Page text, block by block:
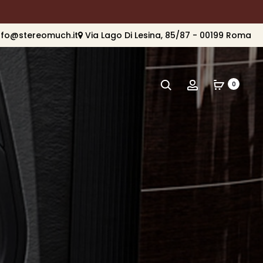
Via Lago Di Lesina, 85/87 - 00199 Roma
Cerca Account0